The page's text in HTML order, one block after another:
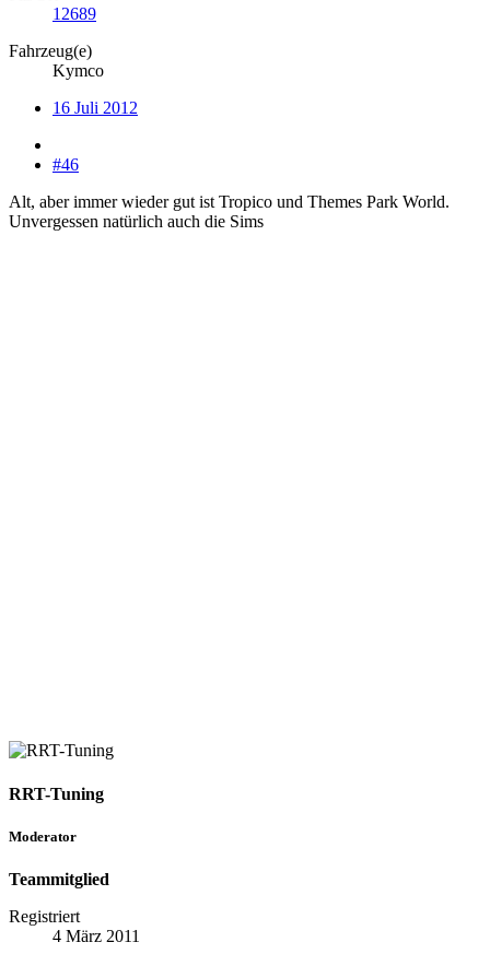
12689
Fahrzeug(e)
Kymco
16 Juli 2012
#46
Alt, aber immer wieder gut ist Tropico und Themes Park World.
Unvergessen natürlich auch die Sims
RRT-Tuning
Moderator
Teammitglied
Registriert
4 März 2011